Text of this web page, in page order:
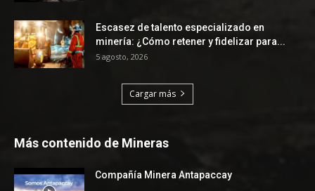
Escasez de talento especializado en
minería: ¿Cómo retener y fidelizar para...
5 agosto, 2026
Cargar más
Más contenido de Mineras
Compañía Minera Antapaccay